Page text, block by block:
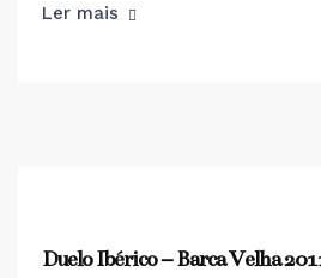
Ler mais
Duelo Ibérico – Barca Velha